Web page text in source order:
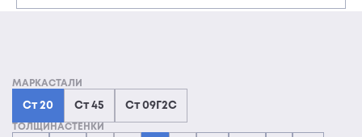
МАРКАСТАЛИ
Ст 20 Ст 45 Ст 09Г2С
ТОЛЩИНАСТЕНКИ